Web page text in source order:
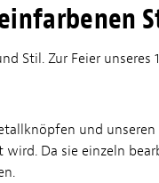
Stil. Zur Feier
und
Da sie einzeln